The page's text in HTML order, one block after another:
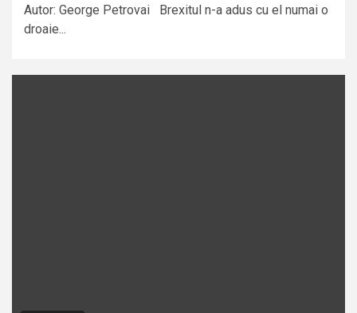
Autor: George Petrovai Brexitul n-a adus cu el numai o
droaie...